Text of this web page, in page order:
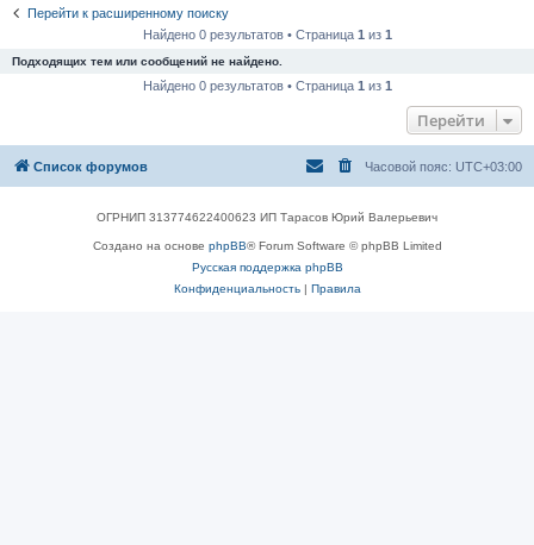
Перейти к расширенному поиску
Найдено 0 результатов • Страница 1 из 1
Подходящих тем или сообщений не найдено.
Найдено 0 результатов • Страница 1 из 1
Перейти
Список форумов Часовой пояс: UTC+03:00
ОГРНИП 313774622400623 ИП Тарасов Юрий Валерьевич
Создано на основе phpBB® Forum Software © phpBB Limited
Русская поддержка phpBB
Конфиденциальность| Правила